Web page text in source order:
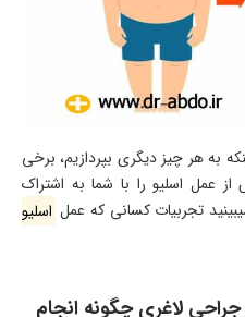
به هر چیز دیگری بپردازیم، برخی
عمل اسلیو را با شما به اشتراک
تجربیات کسانی که عمل اسلیو
لاغری چگونه انجام